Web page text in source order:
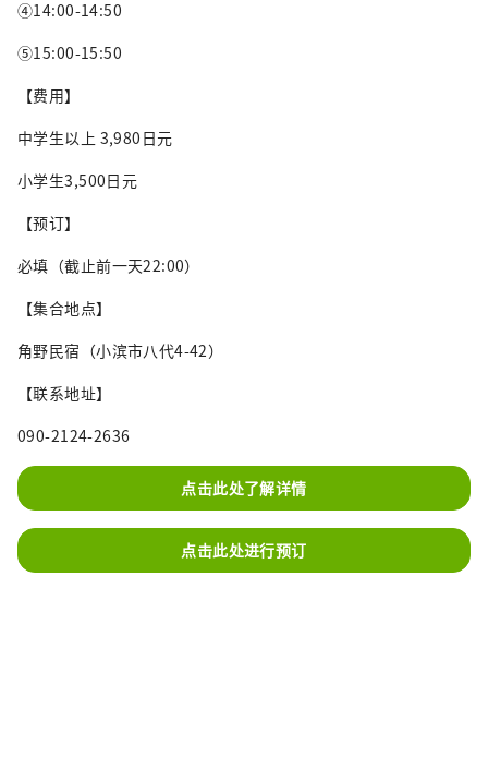
④14:00-14:50
⑤15:00-15:50
【费用】
中学生以上 3,980日元
小学生3,500日元
【预订】
必填（截止前一天22:00）
【集合地点】
角野民宿（小滨市八代4-42）
【联系地址】
090-2124-2636
点击此处了解详情
点击此处进行预订